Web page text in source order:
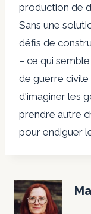
production de
Sans une
défis de
– ​​ce qui
de guerre civile
d'imaginer les
prendre autre
pour endiguer